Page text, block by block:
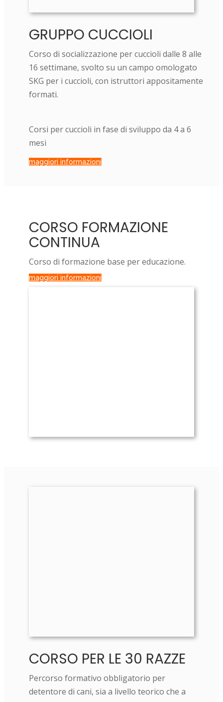
GRUPPO CUCCIOLI
Corso di socializzazione per cuccioli dalle 8 alle
16 settimane, svolto su un campo omologato
SKG per i cuccioli, con istruttori appositamente
formati.
Corsi per cuccioli in fase di sviluppo da 4 a 6
mesi
maggiori informazioni
CORSO FORMAZIONE
CONTINUA
Corso di formazione base per educazione.
maggiori informazioni
CORSO PER LE 30 RAZZE
Percorso formativo obbligatorio per
detentore di cani, sia a livello teorico che a